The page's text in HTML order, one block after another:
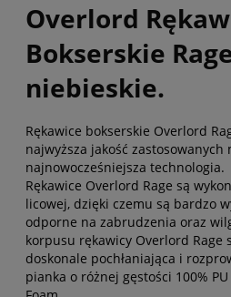
Overlord
Bokserskie
niebieskie.
Rękawice bokserskie Overlord
najwyższa jakość zastosowanych
najnowocześniejsza technologia.
Rękawice Overlord Rage są
licowej, dzięki czemu są bardzo
odporne na zabrudzenia oraz
korpusu rękawicy Overlord Rage
doskonale pochłaniająca i
pianka o różnej gęstości 100%